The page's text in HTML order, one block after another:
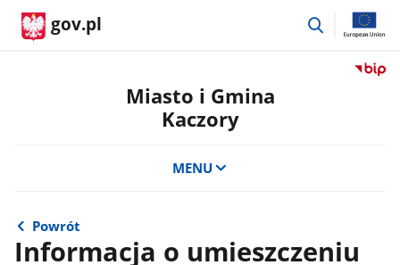
gov.pl
przejdź
Przejdź
Miasto i Gmina
Kaczory
MENU
Powrót
Informacja o umieszczeniu